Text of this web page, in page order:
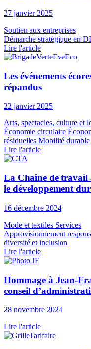
27 janvier 2025
Soutien aux entreprises
Démarche stratégique en
Lire l'article
Les événements
répandus
22 janvier 2025
Arts, spectacles, culture et
Économie circulaire
résiduelles Mobilité durable
Lire l'article
La Chaîne de travail
le développement
16 décembre 2024
Mode et textiles Services
Approvisionnement
diversité et inclusion
Lire l'article
Hommage à Jean-
conseil
28 novembre 2024
Lire l'article